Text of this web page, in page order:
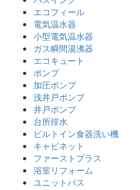
エコフィール
電気温水器
小型電気温水器
ガス瞬間湯沸器
エコキュート
ポンプ
加圧ポンプ
浅井戸ポンプ
井戸ポンプ
台所排水
ビルトイン食器洗い機
キャビネット
ファーストプラス
浴室リフォーム
ユニットバス